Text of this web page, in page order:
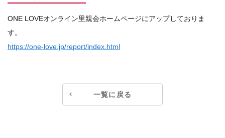
ONE LOVEオンライン里親会ホームページにアップしておりま
す。
https://one-love.jp/report/index.html
一覧に戻る